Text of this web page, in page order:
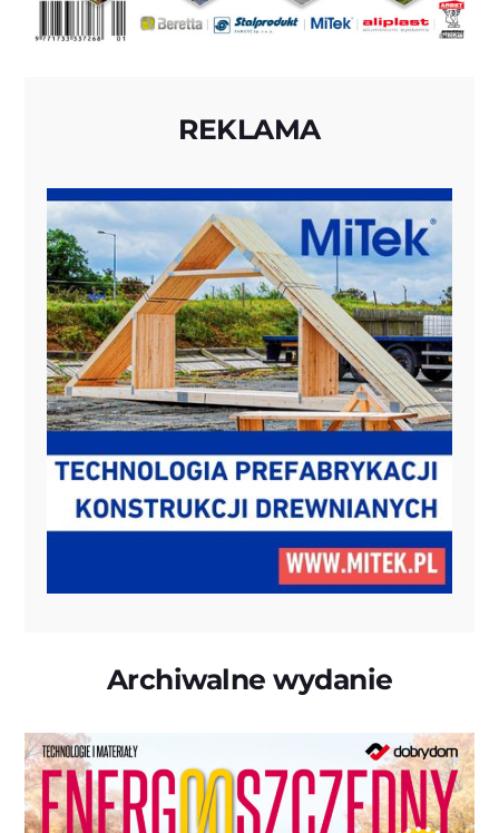
REKLAMA
Archiwalne wydanie